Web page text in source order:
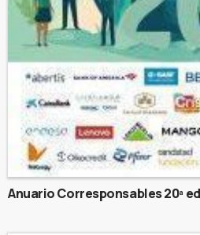
Anuario Corresponsables 20ª